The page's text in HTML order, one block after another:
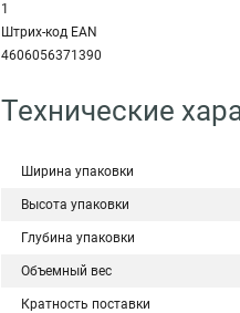
1
Штрих-код EAN
4606056371390
Технические
Ширина упаковки
Высота упаковки
Глубина упаковки
Объемный вес
Кратность поставки